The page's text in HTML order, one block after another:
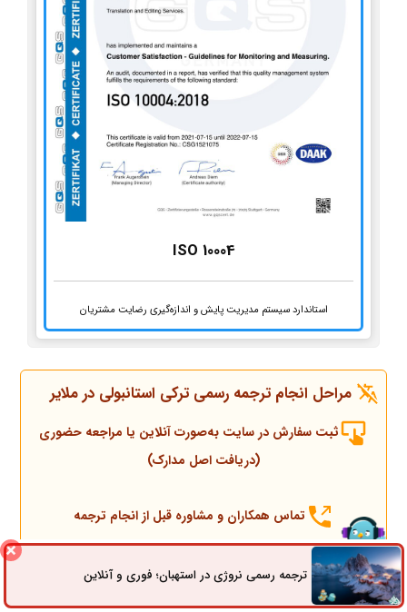
ISO 10004
استاندارد سیستم مدیریت پایش و اندازه‌گیری رضایت مشتریان
مراحل انجام ترجمه رسمی ترکی استانبولی در ملایر
ثبت سفارش در سایت به‌صورت آنلاین یا مراجعه حضوری
(دریافت اصل مدارک)
تماس همکاران و مشاوره قبل از انجام ترجمه
انجام ترجمه، مهر و پلمپ توسط مترجم رسمی
ترجمه رسمی نروژی در استهبان؛ فوری و آنلاینثبت سفارش راه های ارتباطی